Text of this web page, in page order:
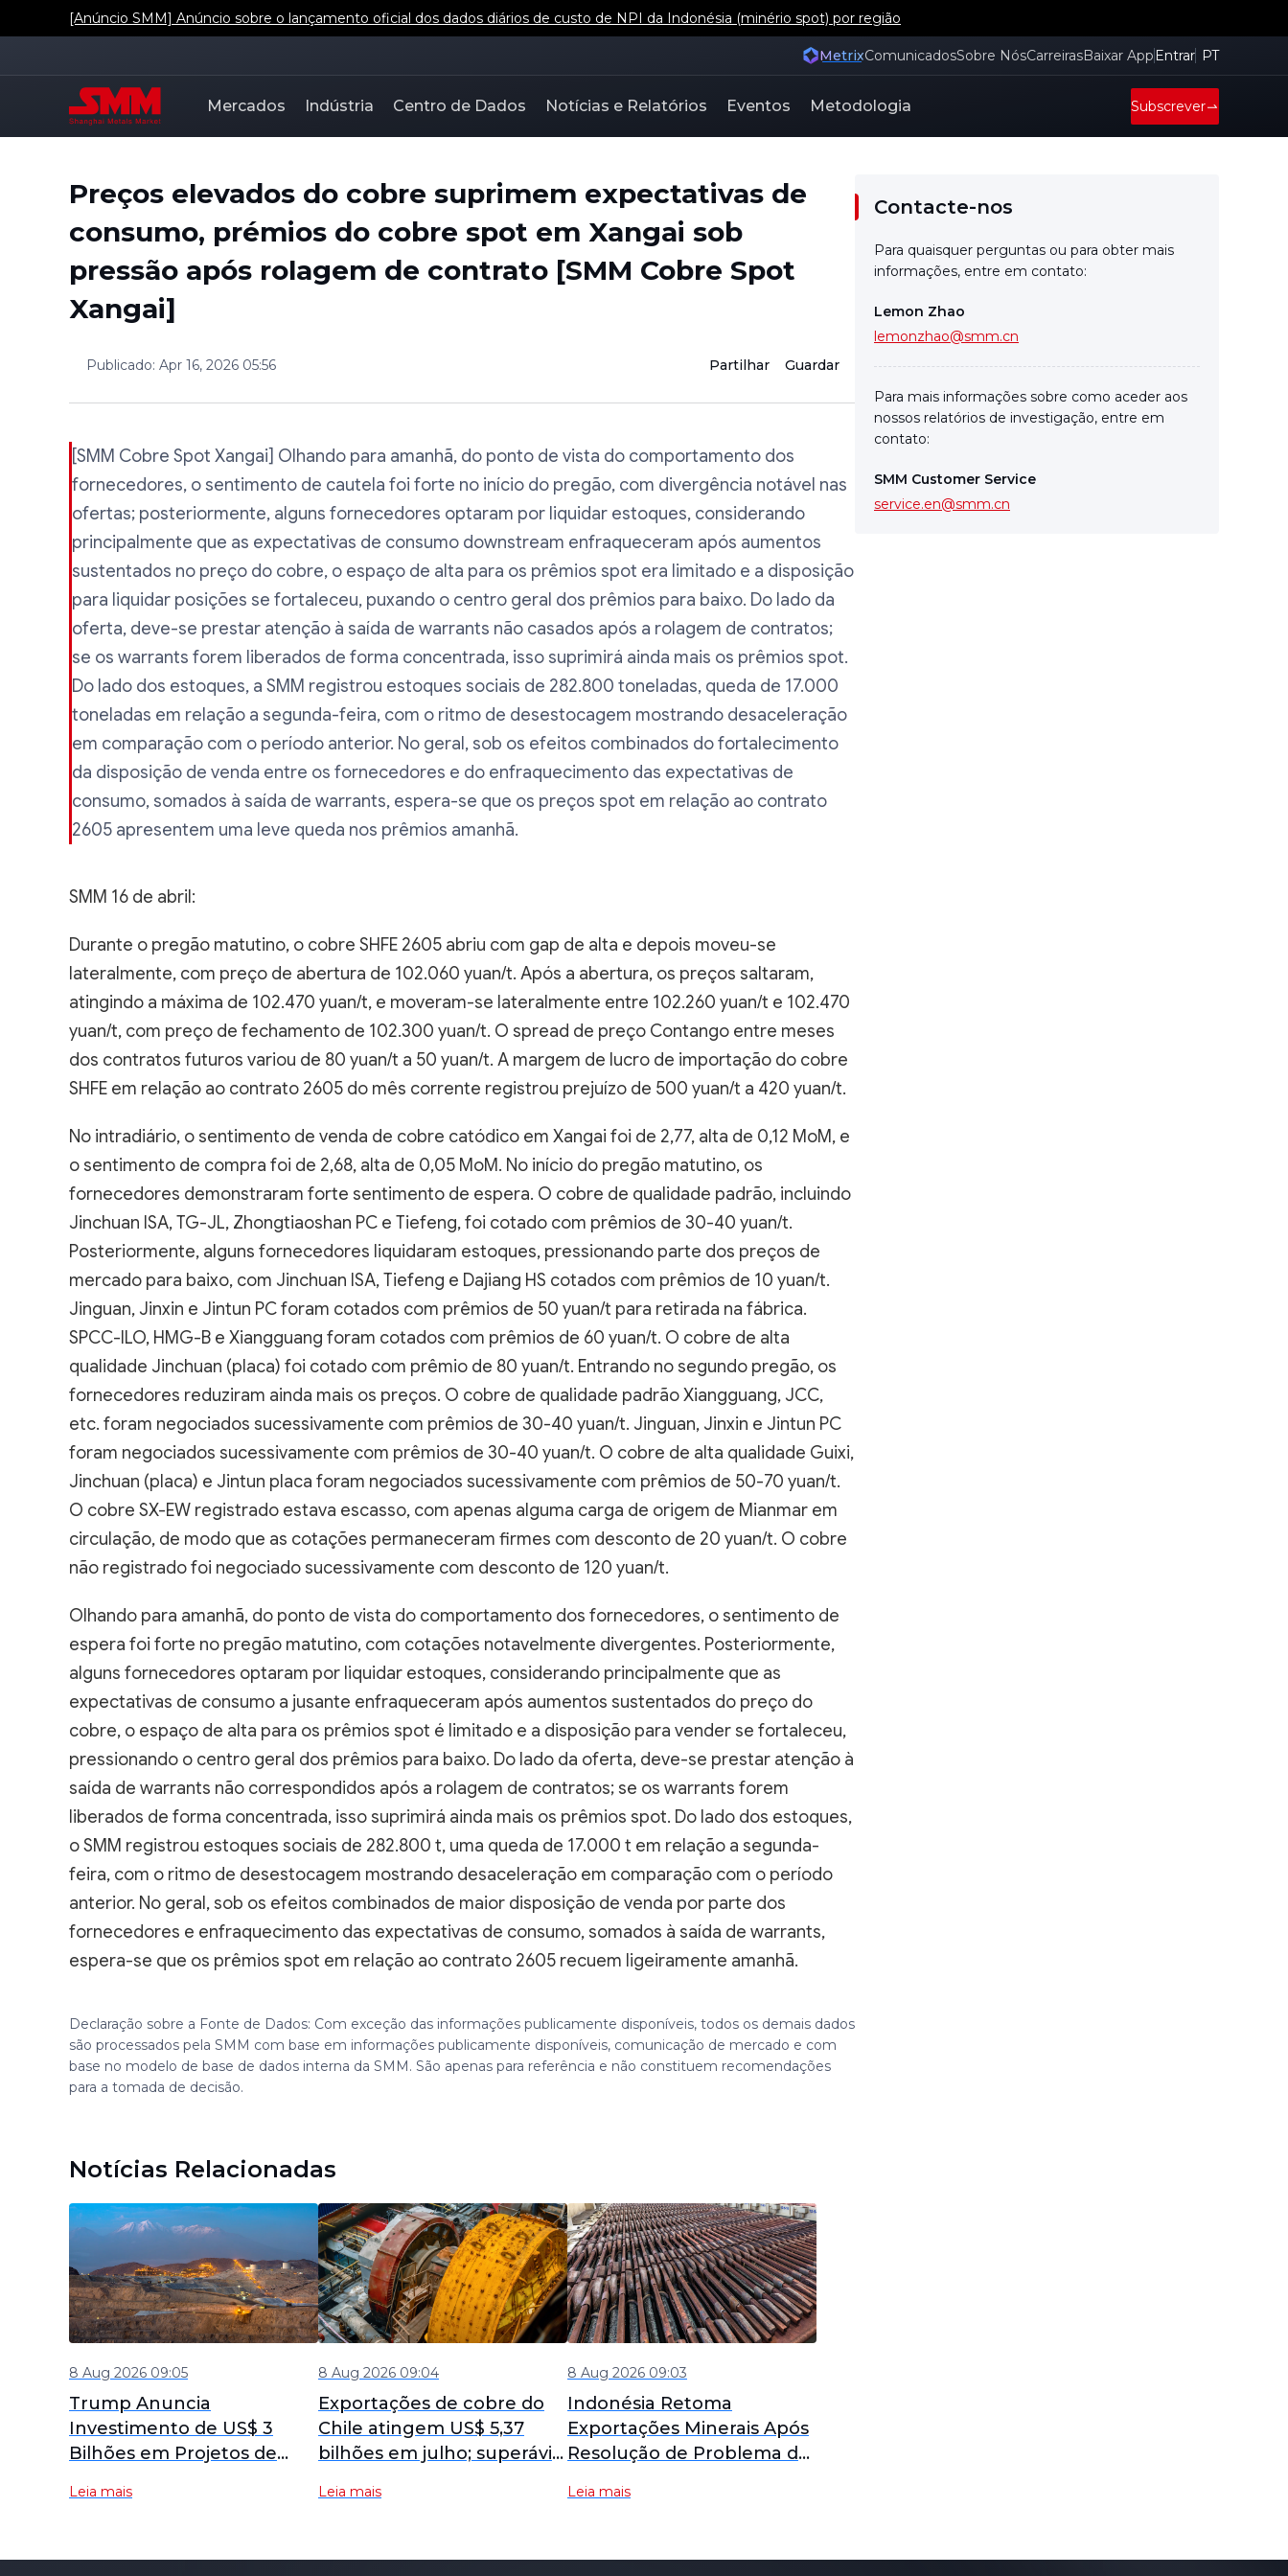
[Anúncio SMM] Anúncio sobre o lançamento oficial dos dados diários de custo de NPI da Indonésia (minério spot) por região
MetrixComunicadosSobre NósCarreirasBaixar App Entrar PT
Mercados Indústria Centro de Dados Notícias e Relatórios Eventos Metodologia Subscrever
Preços elevados do cobre suprimem expectativas de
consumo, prémios do cobre spot em Xangai sob
pressão após rolagem de contrato [SMM Cobre Spot
Xangai]
Publicado: Apr 16, 2026 05:56 Partilhar Guardar
[SMM Cobre Spot Xangai] Olhando para amanhã, do ponto de vista do comportamento dos
fornecedores, o sentimento de cautela foi forte no início do pregão, com divergência notável nas
ofertas; posteriormente, alguns fornecedores optaram por liquidar estoques, considerando
principalmente que as expectativas de consumo downstream enfraqueceram após aumentos
sustentados no preço do cobre, o espaço de alta para os prêmios spot era limitado e a disposição
para liquidar posições se fortaleceu, puxando o centro geral dos prêmios para baixo. Do lado da
oferta, deve-se prestar atenção à saída de warrants não casados após a rolagem de contratos;
se os warrants forem liberados de forma concentrada, isso suprimirá ainda mais os prêmios spot.
Do lado dos estoques, a SMM registrou estoques sociais de 282.800 toneladas, queda de 17.000
toneladas em relação a segunda-feira, com o ritmo de desestocagem mostrando desaceleração
em comparação com o período anterior. No geral, sob os efeitos combinados do fortalecimento
da disposição de venda entre os fornecedores e do enfraquecimento das expectativas de
consumo, somados à saída de warrants, espera-se que os preços spot em relação ao contrato
2605 apresentem uma leve queda nos prêmios amanhã.
SMM 16 de abril:
Durante o pregão matutino, o cobre SHFE 2605 abriu com gap de alta e depois moveu-se
lateralmente, com preço de abertura de 102.060 yuan/t. Após a abertura, os preços saltaram,
atingindo a máxima de 102.470 yuan/t, e moveram-se lateralmente entre 102.260 yuan/t e 102.470
yuan/t, com preço de fechamento de 102.300 yuan/t. O spread de preço Contango entre meses
dos contratos futuros variou de 80 yuan/t a 50 yuan/t. A margem de lucro de importação do cobre
SHFE em relação ao contrato 2605 do mês corrente registrou prejuízo de 500 yuan/t a 420 yuan/t.
No intradiário, o sentimento de venda de cobre catódico em Xangai foi de 2,77, alta de 0,12 MoM, e
o sentimento de compra foi de 2,68, alta de 0,05 MoM. No início do pregão matutino, os
fornecedores demonstraram forte sentimento de espera. O cobre de qualidade padrão, incluindo
Jinchuan ISA, TG-JL, Zhongtiaoshan PC e Tiefeng, foi cotado com prêmios de 30-40 yuan/t.
Posteriormente, alguns fornecedores liquidaram estoques, pressionando parte dos preços de
mercado para baixo, com Jinchuan ISA, Tiefeng e Dajiang HS cotados com prêmios de 10 yuan/t.
Jinguan, Jinxin e Jintun PC foram cotados com prêmios de 50 yuan/t para retirada na fábrica.
SPCC-ILO, HMG-B e Xiangguang foram cotados com prêmios de 60 yuan/t. O cobre de alta
qualidade Jinchuan (placa) foi cotado com prêmio de 80 yuan/t. Entrando no segundo pregão, os
fornecedores reduziram ainda mais os preços. O cobre de qualidade padrão Xiangguang, JCC,
etc. foram negociados sucessivamente com prêmios de 30-40 yuan/t. Jinguan, Jinxin e Jintun PC
foram negociados sucessivamente com prêmios de 30-40 yuan/t. O cobre de alta qualidade Guixi,
Jinchuan (placa) e Jintun placa foram negociados sucessivamente com prêmios de 50-70 yuan/t.
O cobre SX-EW registrado estava escasso, com apenas alguma carga de origem de Mianmar em
circulação, de modo que as cotações permaneceram firmes com desconto de 20 yuan/t. O cobre
não registrado foi negociado sucessivamente com desconto de 120 yuan/t.
Olhando para amanhã, do ponto de vista do comportamento dos fornecedores, o sentimento de
espera foi forte no pregão matutino, com cotações notavelmente divergentes. Posteriormente,
alguns fornecedores optaram por liquidar estoques, considerando principalmente que as
expectativas de consumo a jusante enfraqueceram após aumentos sustentados do preço do
cobre, o espaço de alta para os prêmios spot é limitado e a disposição para vender se fortaleceu,
pressionando o centro geral dos prêmios para baixo. Do lado da oferta, deve-se prestar atenção à
saída de warrants não correspondidos após a rolagem de contratos; se os warrants forem
liberados de forma concentrada, isso suprimirá ainda mais os prêmios spot. Do lado dos estoques,
o SMM registrou estoques sociais de 282.800 t, uma queda de 17.000 t em relação a segunda-
feira, com o ritmo de desestocagem mostrando desaceleração em comparação com o período
anterior. No geral, sob os efeitos combinados de maior disposição de venda por parte dos
fornecedores e enfraquecimento das expectativas de consumo, somados à saída de warrants,
espera-se que os prêmios spot em relação ao contrato 2605 recuem ligeiramente amanhã.
Declaração sobre a Fonte de Dados: Com exceção das informações publicamente disponíveis, todos os demais dados
são processados pela SMM com base em informações publicamente disponíveis, comunicação de mercado e com
base no modelo de base de dados interna da SMM. São apenas para referência e não constituem recomendações
para a tomada de decisão.
Notícias Relacionadas
8 Aug 2026 09:05
Trump Anuncia
Investimento de US$ 3
Bilhões em Projetos de
para a Segurança Nacional
Leia mais
8 Aug 2026 09:04
Exportações de cobre do
Chile atingem US$ 5,37
bilhões em julho; superávit
expectativas.
Leia mais
8 Aug 2026 09:03
Indonésia Retoma
Exportações Minerais Após
Resolução de Problema de
Terras Raras
Leia mais
Contacte-nos
Para quaisquer perguntas ou para obter mais
informações, entre em contato:
Lemon Zhao
lemonzhao@smm.cn
Para mais informações sobre como aceder aos
nossos relatórios de investigação, entre em
contato:
SMM Customer Service
service.en@smm.cn